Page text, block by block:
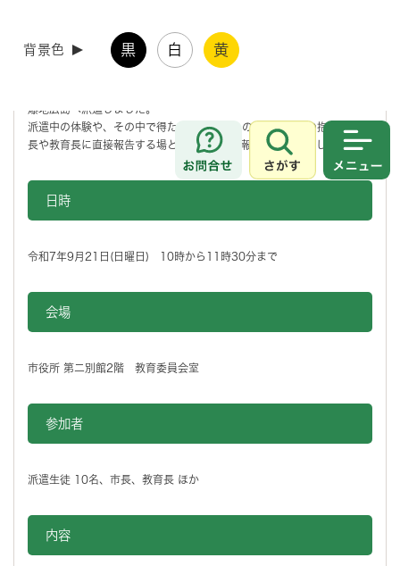
背景色 黒 白 黄
お問合せ
さがす
得た学びや想いを市長等に直接報告～
爆地広島へ派遣しました。
派遣中の体験や、その中で得た学びや平和への想い、今後の抱負を、市
長や教育長に直接報告する場として、「成果報告会」を開催します。
日時
令和7年9月21日(日曜日) 10時から11時30分まで
会場
市役所 第二別館2階 教育委員会室
参加者
派遣生徒 10名、市長、教育長 ほか
内容